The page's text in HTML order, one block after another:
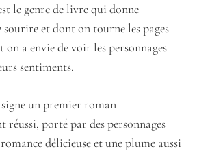
le genre de livre qui donne
et dont on tourne les pages
on a envie de voir les personnages
sentiments.
un premier roman
porté par des personnages
délicieuse et une plume aussi